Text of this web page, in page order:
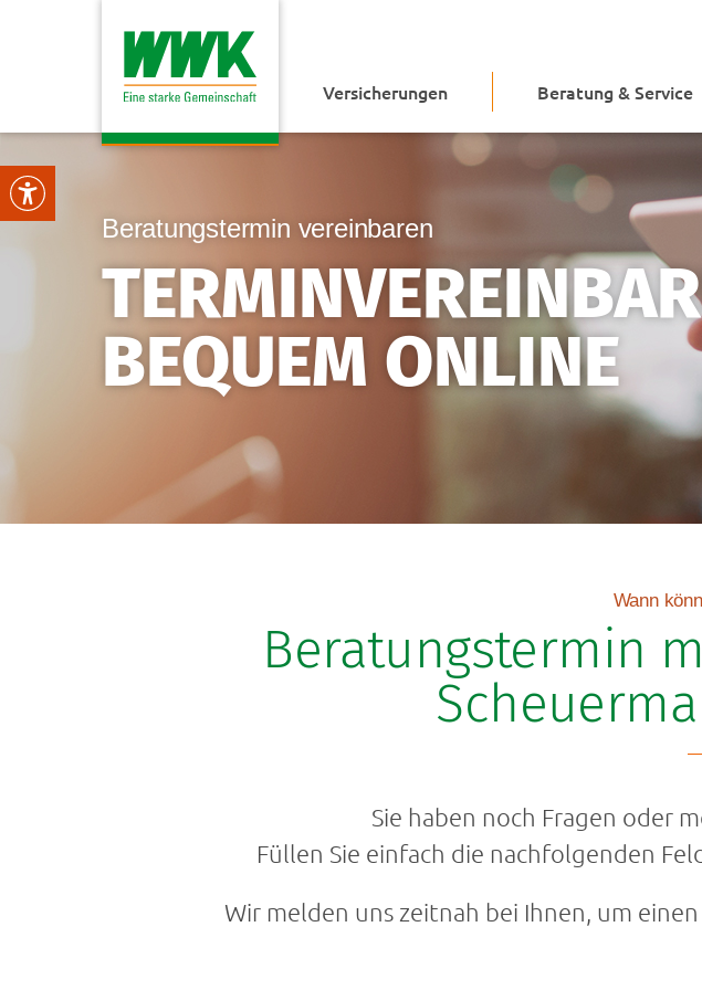
Versicherungen Beratung & Service
BEQUEM ONLINE
Beratungstermin vereinbaren
Beratungstermin
Wann
Sie haben noch Fragen oder
Füllen Sie einfach die nachfolgenden
Wir melden uns zeitnah bei Ihnen, um